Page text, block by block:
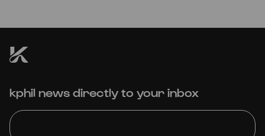
kphil news directly to your inbox